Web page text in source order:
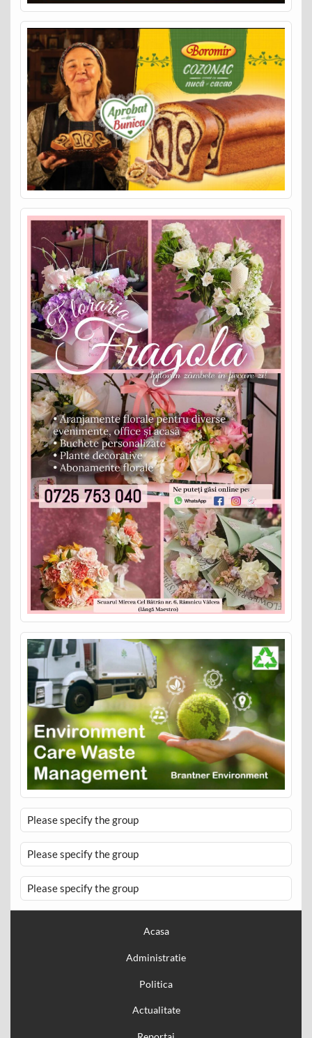
Please specify the group
Please specify the group
Please specify the group
Acasa
Administratie
Politica
Actualitate